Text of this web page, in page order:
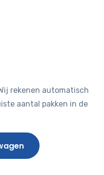
rekenen automatisch
aantal pakken in de